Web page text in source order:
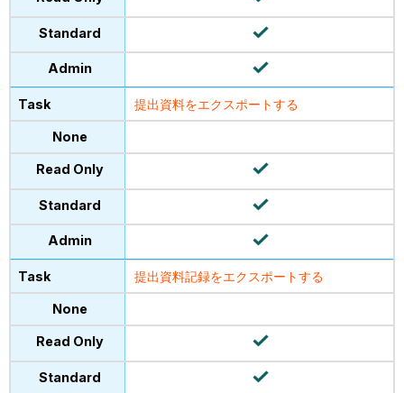
提出資料をエクスポートする
提出資料記録をエクスポートする